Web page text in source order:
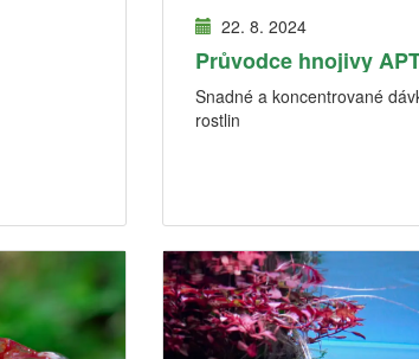
22. 8. 2024
Průvodce hnojivy
Snadné a koncentrované
rostlin